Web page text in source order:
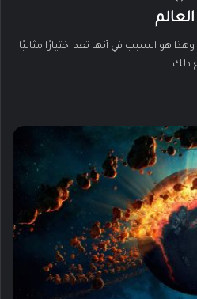
هو السبب في أنها تعد اختيارًا مثاليًا
ذلك…